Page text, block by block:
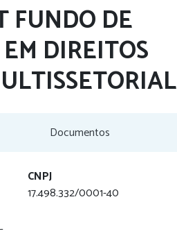
FUNDO DE
DIREITOS
Documentos
CNPJ
17.498.332/0001-40